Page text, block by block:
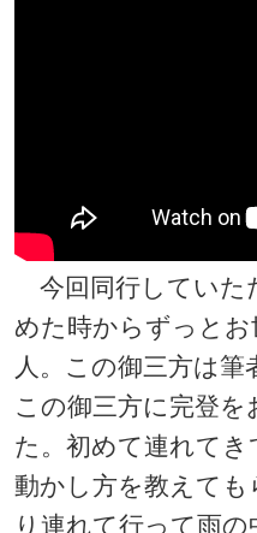
今回同行していた
めた時からずっと
人。この御三方は
この御三方に完登
た。初めて連れて
動かし方を教えて
り連れて行って雨